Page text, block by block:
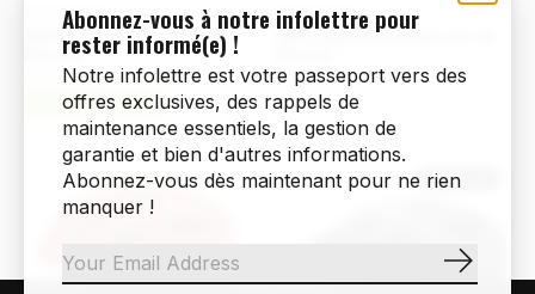
Smith Optics
SMITH Level Casque de ski
Unisexe
219,99$CA
Choix d'options
Smith Optics
SMITH Mission casque de ski
139,99$CA
30% off
Abonnez-vous à notre infolettre pour
rester informé(e) !
Notre infolettre est votre passeport vers des
offres exclusives, des rappels de
maintenance essentiels, la gestion de
garantie et bien d'autres informations.
Abonnez-vous dès maintenant pour ne rien
manquer !